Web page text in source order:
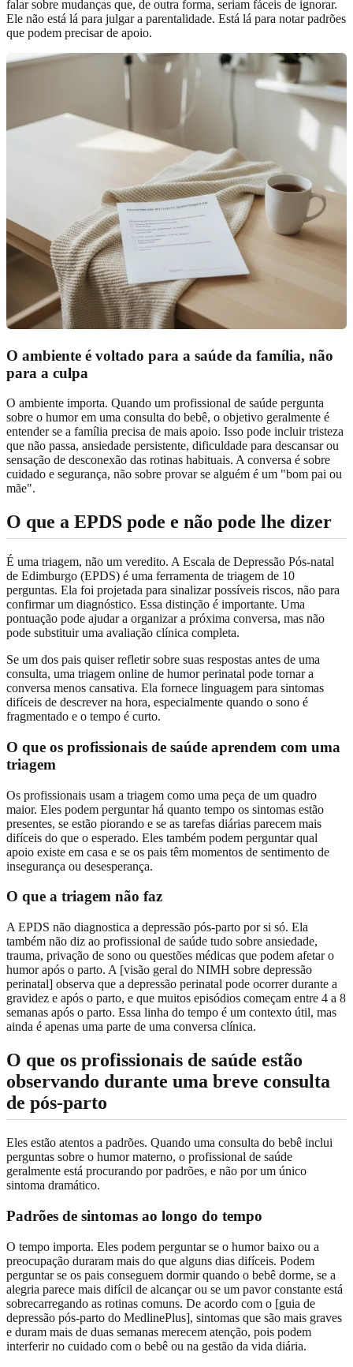
falar sobre mudanças que, de outra forma, seriam fáceis de ignorar.
Ele não está lá para julgar a parentalidade. Está lá para notar padrões
que podem precisar de apoio.
O ambiente é voltado para a saúde da família, não
para a culpa
O ambiente importa. Quando um profissional de saúde pergunta
sobre o humor em uma consulta do bebê, o objetivo geralmente é
entender se a família precisa de mais apoio. Isso pode incluir tristeza
que não passa, ansiedade persistente, dificuldade para descansar ou
sensação de desconexão das rotinas habituais. A conversa é sobre
cuidado e segurança, não sobre provar se alguém é um "bom pai ou
mãe".
O que a EPDS pode e não pode lhe dizer
É uma triagem, não um veredito. A Escala de Depressão Pós-natal
de Edimburgo (EPDS) é uma ferramenta de triagem de 10
perguntas. Ela foi projetada para sinalizar possíveis riscos, não para
confirmar um diagnóstico. Essa distinção é importante. Uma
pontuação pode ajudar a organizar a próxima conversa, mas não
pode substituir uma avaliação clínica completa.
Se um dos pais quiser refletir sobre suas respostas antes de uma
consulta, uma triagem online de humor perinatal pode tornar a
conversa menos cansativa. Ela fornece linguagem para sintomas
difíceis de descrever na hora, especialmente quando o sono é
fragmentado e o tempo é curto.
O que os profissionais de saúde aprendem com uma
triagem
Os profissionais usam a triagem como uma peça de um quadro
maior. Eles podem perguntar há quanto tempo os sintomas estão
presentes, se estão piorando e se as tarefas diárias parecem mais
difíceis do que o esperado. Eles também podem perguntar qual
apoio existe em casa e se os pais têm momentos de sentimento de
insegurança ou desesperança.
O que a triagem não faz
A EPDS não diagnostica a depressão pós-parto por si só. Ela
também não diz ao profissional de saúde tudo sobre ansiedade,
trauma, privação de sono ou questões médicas que podem afetar o
humor após o parto. A [visão geral do NIMH sobre depressão
perinatal] observa que a depressão perinatal pode ocorrer durante a
gravidez e após o parto, e que muitos episódios começam entre 4 a 8
semanas após o parto. Essa linha do tempo é um contexto útil, mas
ainda é apenas uma parte de uma conversa clínica.
O que os profissionais de saúde estão
observando durante uma breve consulta
de pós-parto
Eles estão atentos a padrões. Quando uma consulta do bebê inclui
perguntas sobre o humor materno, o profissional de saúde
geralmente está procurando por padrões, e não por um único
sintoma dramático.
Padrões de sintomas ao longo do tempo
O tempo importa. Eles podem perguntar se o humor baixo ou a
preocupação duraram mais do que alguns dias difíceis. Podem
perguntar se os pais conseguem dormir quando o bebê dorme, se a
alegria parece mais difícil de alcançar ou se um pavor constante está
sobrecarregando as rotinas comuns. De acordo com o [guia de
depressão pós-parto do MedlinePlus], sintomas que são mais graves
e duram mais de duas semanas merecem atenção, pois podem
interferir no cuidado com o bebê ou na gestão da vida diária.